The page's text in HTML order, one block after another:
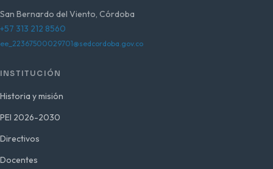
San Bernardo del Viento, Córdoba
+57 313 212 8560
ee_22367500029701@sedcordoba.gov.co
INSTITUCIÓN
Historia y misión
PEI 2026-2030
Directivos
Docentes